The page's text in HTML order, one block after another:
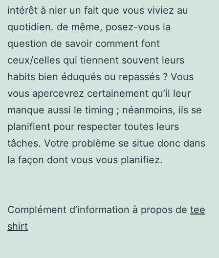
intérêt à nier un fait que vous viviez au
quotidien. de même, posez-vous la
question de savoir comment font
ceux/celles qui tiennent souvent leurs
habits bien éduqués ou repassés ? Vous
vous apercevrez certainement qu’il leur
manque aussi le timing ; néanmoins, ils se
planifient pour respecter toutes leurs
tâches. Votre problème se situe donc dans
la façon dont vous vous planifiez.
Complément d’information à propos de tee
shirt